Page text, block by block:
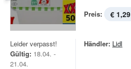
Preis: € 1,29
Leider verpasst!
Gültig: 18.04. -
21.04.
Händler: Lidl